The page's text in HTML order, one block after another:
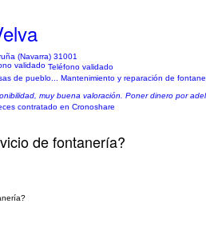
(Navarra) 31001
Teléfono validado
de pueblo... Mantenimiento y reparación de
muy buena valoración. Poner dinero por
contratado en Cronoshare
de fontanería?